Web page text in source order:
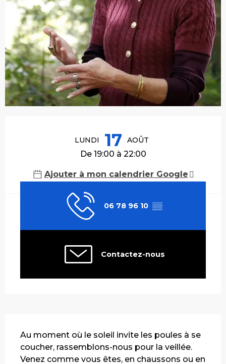
LUNDI 17 AOÛT
De 19:00 à 22:00
Ajouter à mon calendrier Google
06 78 96 10 ▒▒
Contactez-nous
Au moment où le soleil invite les poules à se
coucher, rassemblons-nous pour la veillée.
Venez comme vous êtes, en chaussons ou en